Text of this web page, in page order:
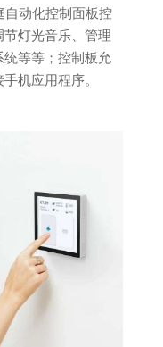
自动化控制面板控
灯光音乐、管理
等等；控制板允
机应用程序。